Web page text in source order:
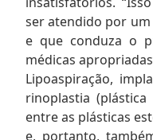
ser atendido por
e que conduza o
médicas
Lipoaspiração,
rinoplastia
entre as plásticas
e, portanto,